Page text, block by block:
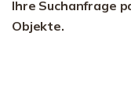
Ihre Suchanfrage
Objekte.